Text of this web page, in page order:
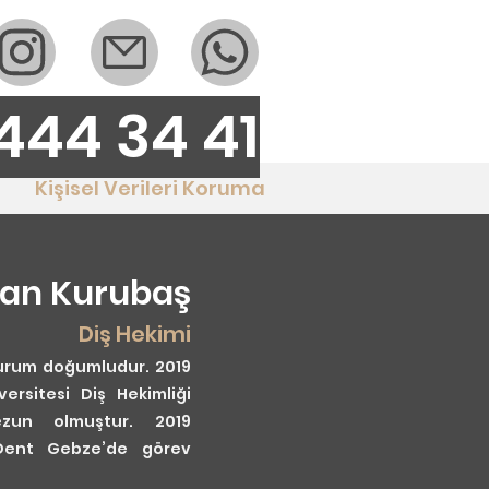
Kişisel Verileri Koruma
34 41
Kurubaş
Diş Hekimi
doğumludur. 2019
Diş Hekimliği
olmuştur. 2019
Gebze’de görev